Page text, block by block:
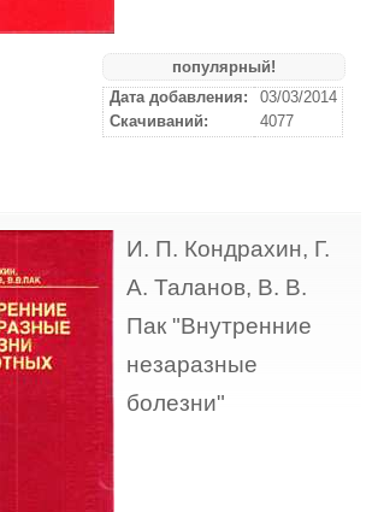
популярный!
Дата добавления:
03/03/2014
Скачиваний:
4077
И. П. Кондрахин, Г.
А. Таланов, В. В.
Пак "Внутренние
незаразные
болезни"